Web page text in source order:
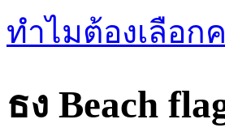
ทำไมต้องเลือ
ธง Beach